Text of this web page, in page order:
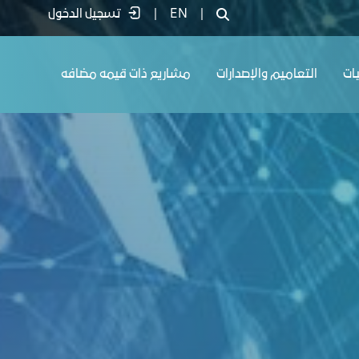
EN تسجيل الدخول
التعاميم والإصدارات مشاريع ذات قيمه مضافه